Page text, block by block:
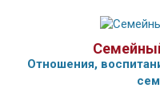
Отношения,